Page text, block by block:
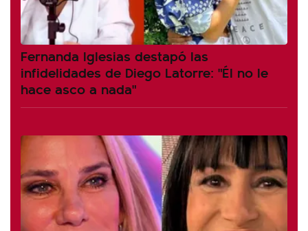
Fernanda Iglesias destapó las
infidelidades de Diego Latorre: "Él no le
hace asco a nada"